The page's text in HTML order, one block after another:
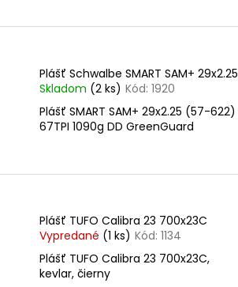
Plášť Schwalbe SMART SAM+ 29x2.25
Skladom (2 ks) Kód: 1920
Plášť SMART SAM+ 29x2.25 (57-622)
67TPI 1090g DD GreenGuard
Plášť TUFO Calibra 23 700x23C
Vypredané (1 ks) Kód: 1134
Plášť TUFO Calibra 23 700x23C,
kevlar, čierny